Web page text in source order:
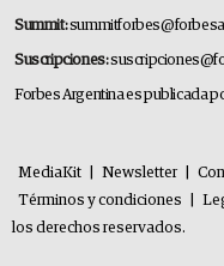
Summit:
Suscripciones:
Forbes Argentina es publicada
MediaKit Newsletter
Términos y condiciones
los derechos reservados.